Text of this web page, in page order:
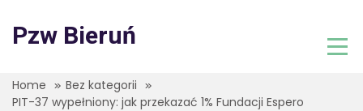
content
Pzw Bieruń
Home
Bez kategorii
PIT-37 wypełniony: jak przekazać 1% Fundacji Espero